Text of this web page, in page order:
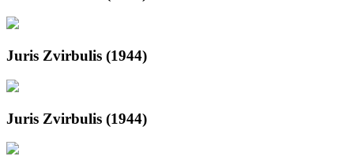
Juris Zvirbulis (1944)
Juris Zvirbulis (1944)